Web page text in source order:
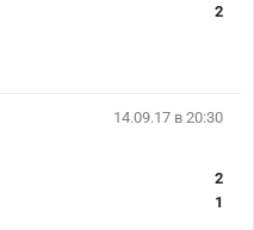
2
14.09.17 в 20:30
2
1